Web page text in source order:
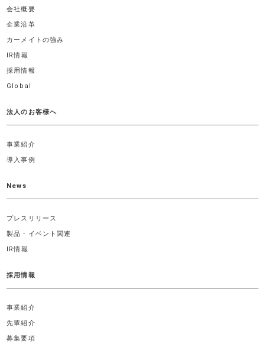
会社概要
企業沿革
カーメイトの強み
IR情報
採用情報
Global
法人のお客様へ
事業紹介
導入事例
News
プレスリリース
製品・イベント関連
IR情報
採用情報
事業紹介
先輩紹介
募集要項